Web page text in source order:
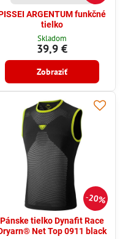
ARGENTUM funkčné
tielko
Skladom
39,9 €
Zobraziť
20%
Pánske tielko Dynafit Race
Net Top 0911 black